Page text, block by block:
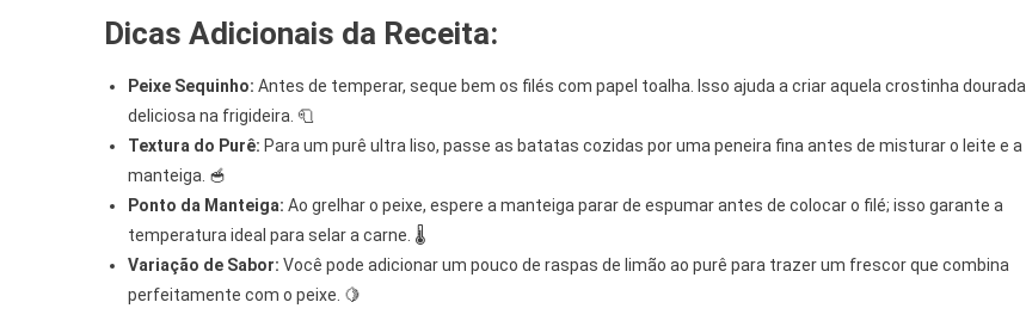
Dicas Adicionais da Receita:
Peixe Sequinho: Antes de temperar, seque bem os filés com papel toalha. Isso ajuda a criar aquela crostinha dourada
deliciosa na frigideira. 🧻
Textura do Purê: Para um purê ultra liso, passe as batatas cozidas por uma peneira fina antes de misturar o leite e a
manteiga. 🥣
Ponto da Manteiga: Ao grelhar o peixe, espere a manteiga parar de espumar antes de colocar o filé; isso garante a
temperatura ideal para selar a carne. 🌡️
Variação de Sabor: Você pode adicionar um pouco de raspas de limão ao purê para trazer um frescor que combina
perfeitamente com o peixe. 🍋